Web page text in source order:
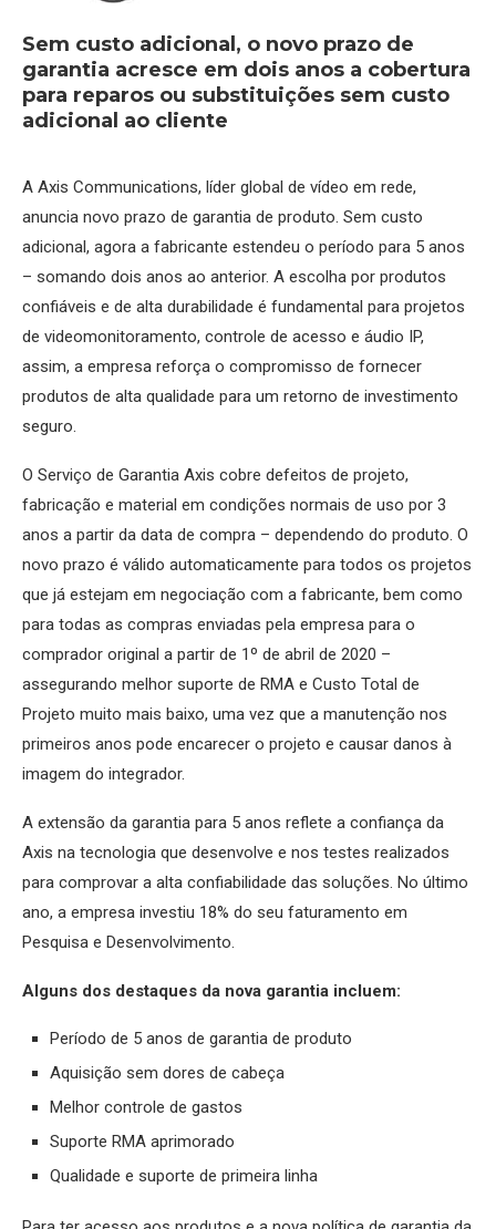
Sem custo adicional, o novo prazo de
garantia acresce em dois anos a cobertura
para reparos ou substituições sem custo
adicional ao cliente
A Axis Communications, líder global de vídeo em rede,
anuncia novo prazo de garantia de produto. Sem custo
adicional, agora a fabricante estendeu o período para 5 anos
– somando dois anos ao anterior. A escolha por produtos
confiáveis e de alta durabilidade é fundamental para projetos
de videomonitoramento, controle de acesso e áudio IP,
assim, a empresa reforça o compromisso de fornecer
produtos de alta qualidade para um retorno de investimento
seguro.
O Serviço de Garantia Axis cobre defeitos de projeto,
fabricação e material em condições normais de uso por 3
anos a partir da data de compra – dependendo do produto. O
novo prazo é válido automaticamente para todos os projetos
que já estejam em negociação com a fabricante, bem como
para todas as compras enviadas pela empresa para o
comprador original a partir de 1º de abril de 2020 –
assegurando melhor suporte de RMA e Custo Total de
Projeto muito mais baixo, uma vez que a manutenção nos
primeiros anos pode encarecer o projeto e causar danos à
imagem do integrador.
A extensão da garantia para 5 anos reflete a confiança da
Axis na tecnologia que desenvolve e nos testes realizados
para comprovar a alta confiabilidade das soluções. No último
ano, a empresa investiu 18% do seu faturamento em
Pesquisa e Desenvolvimento.
Alguns dos destaques da nova garantia incluem:
Período de 5 anos de garantia de produto
Aquisição sem dores de cabeça
Melhor controle de gastos
Suporte RMA aprimorado
Qualidade e suporte de primeira linha